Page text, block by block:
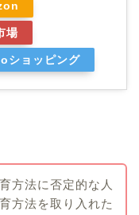
場
ショッピング
方法に否定的な人
方法を取り入れた